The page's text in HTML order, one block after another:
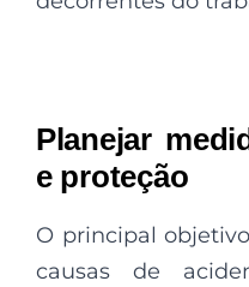
Planejar
e proteção
O principal
causas de